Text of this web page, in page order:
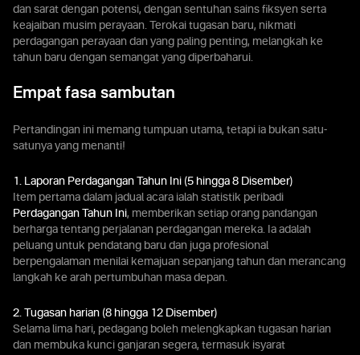
dan sarat dengan potensi, dengan sentuhan sains fiksyen serta
keajaiban musim perayaan. Terokai tugasan baru, nikmati
perdagangan perayaan dan yang paling penting, melangkah ke
tahun baru dengan semangat yang diperbaharui.
Empat fasa sambutan
Pertandingan ini memang tumpuan utama, tetapi ia bukan satu-
satunya yang menanti!
1. Laporan Perdagangan Tahun Ini (5 hingga 8 Disember)
Item pertama dalam jadual acara ialah statistik peribadi
Perdagangan Tahun Ini, memberikan setiap orang pandangan
berharga tentang perjalanan perdagangan mereka. Ia adalah
peluang untuk pendatang baru dan juga profesional
berpengalaman menilai kemajuan sepanjang tahun dan merancang
langkah ke arah pertumbuhan masa depan.
2. Tugasan harian (8 hingga 12 Disember)
Selama lima hari, pedagang boleh melengkapkan tugasan harian
dan membuka kunci ganjaran segera, termasuk isyarat